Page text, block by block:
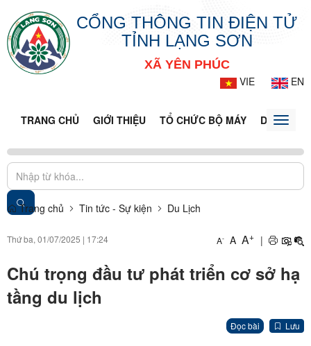
CỔNG THÔNG TIN ĐIỆN TỬ
TỈNH LẠNG SƠN
XÃ YÊN PHÚC
VIE
EN
TRANG CHỦ GIỚI THIỆU TỔ CHỨC BỘ MÁY DOANH
Toggle
Trang chủ Tin tức - Sự kiện Du Lịch
Thứ ba, 01/07/2025 | 17:24 A- A A+ |
Chú trọng đầu tư phát triển cơ sở hạ
tầng du lịch
Đọc bài Lưu